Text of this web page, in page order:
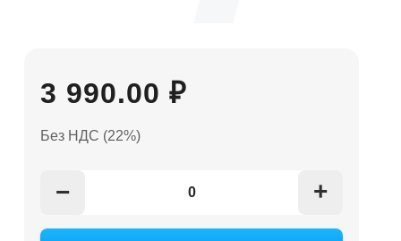
3 990.00 ₽
Без НДС (22%)
− +